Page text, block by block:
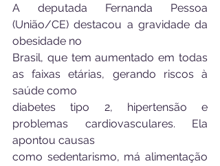
A deputada Fernanda Pessoa
(União/CE) destacou a gravidade da
obesidade no
Brasil, que tem aumentado em todas
as faixas etárias, gerando riscos à
saúde como
diabetes tipo 2, hipertensão e
problemas cardiovasculares. Ela
apontou causas
como sedentarismo, má alimentação